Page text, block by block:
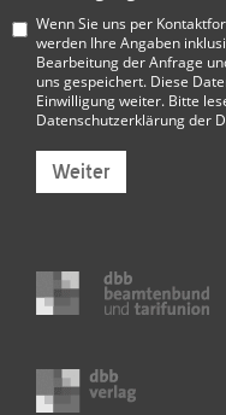
Wenn Sie uns per
werden Ihre Angaben
Bearbeitung der Anfrage
uns gespeichert. Diese
Einwilligung weiter. Bitte
Datenschutzerklärung der
Weiter